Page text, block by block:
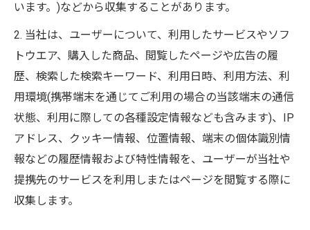
います。)などから収集することがあります。
2. 当社は、ユーザーについて、利用したサービスやソフ
トウエア、購入した商品、閲覧したページや広告の履
歴、検索した検索キーワード、利用日時、利用方法、利
用環境(携帯端末を通じてご利用の場合の当該端末の通信
状態、利用に際しての各種設定情報なども含みます)、IP
アドレス、クッキー情報、位置情報、端末の個体識別情
報などの履歴情報および特性情報を、ユーザーが当社や
提携先のサービスを利用しまたはページを閲覧する際に
収集します。